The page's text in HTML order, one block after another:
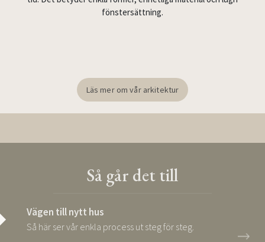
fönstersättning.
Läs mer om vår arkitektur
Så går det till
Vägen till nytt hus
Så här ser vår enkla process ut steg för steg.